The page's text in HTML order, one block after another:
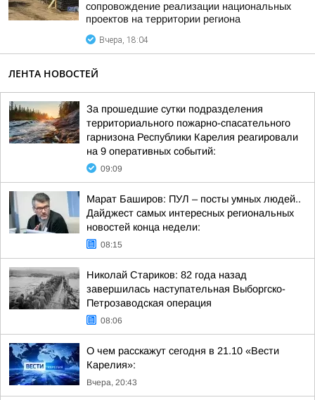
сопровождение реализации национальных
проектов на территории региона
Вчера, 18:04
ЛЕНТА НОВОСТЕЙ
За прошедшие сутки подразделения
территориального пожарно-спасательного
гарнизона Республики Карелия реагировали
на 9 оперативных событий:
09:09
Марат Баширов: ПУЛ – посты умных людей..
Дайджест самых интересных региональных
новостей конца недели:
08:15
Николай Стариков: 82 года назад
завершилась наступательная Выборгско-
Петрозаводская операция
08:06
О чем расскажут сегодня в 21.10 «Вести
Карелия»:
Вчера, 20:43